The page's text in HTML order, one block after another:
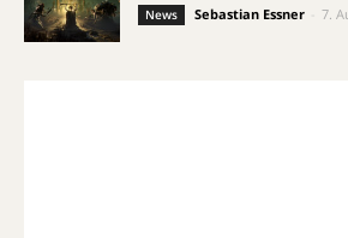
News Sebastian Essner 7.